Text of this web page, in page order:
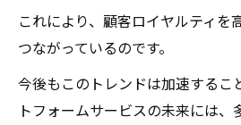
これにより、顧客ロイヤルティを
つながっているのです。
今後もこのトレンドは加速するこ
トフォームサービスの未来には